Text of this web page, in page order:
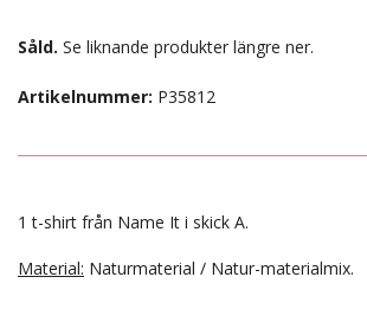
Såld. Se liknande produkter längre ner.
Artikelnummer: P35812
1 t-shirt från Name It i skick A.
Material: Naturmaterial / Natur-materialmix.